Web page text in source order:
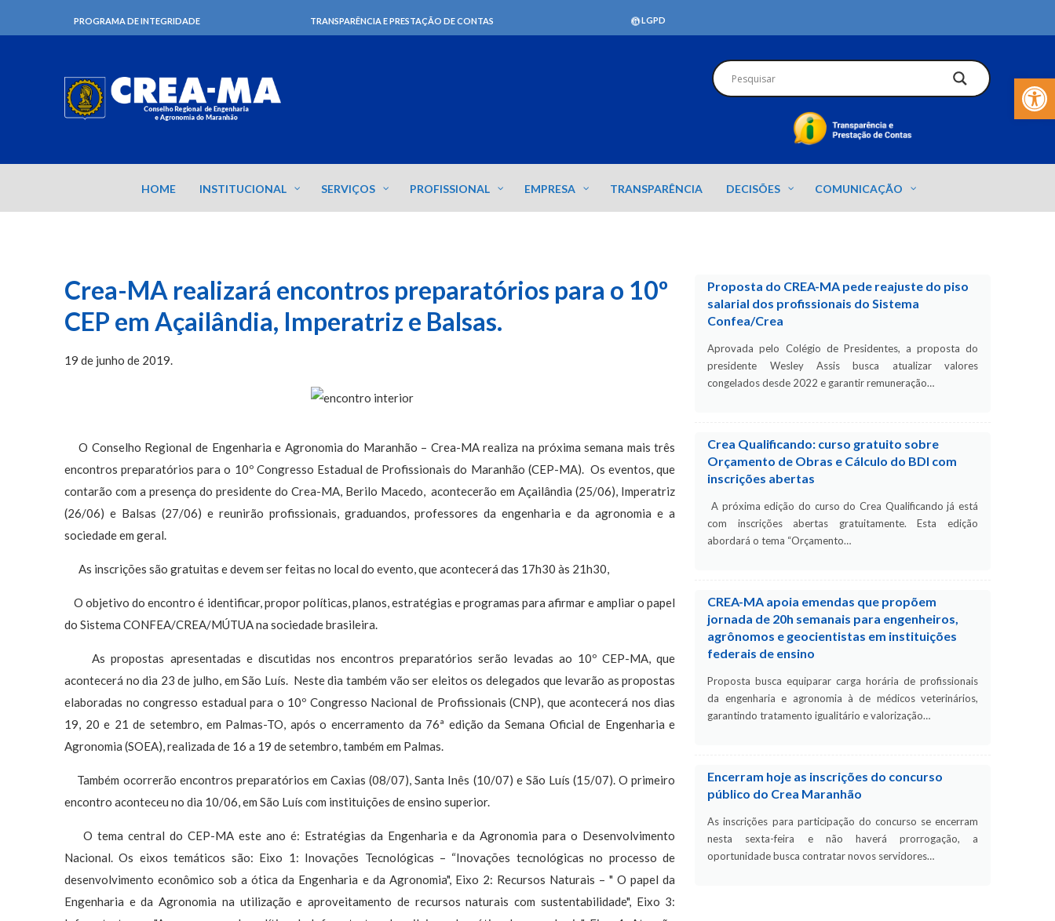
Barra de
PROGRAMA DE INTEGRIDADE TRANSPARÊNCIA E PRESTAÇÃO DE CONTAS LGPD
HOME INSTITUCIONAL SERVIÇOS PROFISSIONAL EMPRESA TRANSPARÊNCIA DECISÕES COMUNICAÇÃO
Crea-MA realizará encontros preparatórios para o 10º
CEP em Açailândia, Imperatriz e Balsas.
19 de junho de 2019.
O Conselho Regional de Engenharia e Agronomia do Maranhão – Crea-MA realiza na próxima semana mais três
encontros preparatórios para o 10º Congresso Estadual de Profissionais do Maranhão (CEP-MA). Os eventos, que
contarão com a presença do presidente do Crea-MA, Berilo Macedo, acontecerão em Açailândia (25/06), Imperatriz
(26/06) e Balsas (27/06) e reunirão profissionais, graduandos, professores da engenharia e da agronomia e a
sociedade em geral.
As inscrições são gratuitas e devem ser feitas no local do evento, que acontecerá das 17h30 às 21h30,
O objetivo do encontro é identificar, propor políticas, planos, estratégias e programas para afirmar e ampliar o papel
do Sistema CONFEA/CREA/MÚTUA na sociedade brasileira.
As propostas apresentadas e discutidas nos encontros preparatórios serão levadas ao 10º CEP-MA, que
acontecerá no dia 23 de julho, em São Luís. Neste dia também vão ser eleitos os delegados que levarão as propostas
elaboradas no congresso estadual para o 10º Congresso Nacional de Profissionais (CNP), que acontecerá nos dias
19, 20 e 21 de setembro, em Palmas-TO, após o encerramento da 76ª edição da Semana Oficial de Engenharia e
Agronomia (SOEA), realizada de 16 a 19 de setembro, também em Palmas.
Também ocorrerão encontros preparatórios em Caxias (08/07), Santa Inês (10/07) e São Luís (15/07). O primeiro
encontro aconteceu no dia 10/06, em São Luís com instituições de ensino superior.
O tema central do CEP-MA este ano é: Estratégias da Engenharia e da Agronomia para o Desenvolvimento
Nacional. Os eixos temáticos são: Eixo 1: Inovações Tecnológicas – “Inovações tecnológicas no processo de
desenvolvimento econômico sob a ótica da Engenharia e da Agronomia", Eixo 2: Recursos Naturais – " O papel da
Engenharia e da Agronomia na utilização e aproveitamento de recursos naturais com sustentabilidade", Eixo 3:
Proposta do CREA-MA pede reajuste do piso
salarial dos profissionais do Sistema
Confea/Crea
Aprovada pelo Colégio de Presidentes, a proposta do
presidente Wesley Assis busca atualizar valores
congelados desde 2022 e garantir remuneração…
Crea Qualificando: curso gratuito sobre
Orçamento de Obras e Cálculo do BDI com
inscrições abertas
A próxima edição do curso do Crea Qualificando já está
com inscrições abertas gratuitamente. Esta edição
abordará o tema “Orçamento…
CREA-MA apoia emendas que propõem
jornada de 20h semanais para engenheiros,
agrônomos e geocientistas em instituições
federais de ensino
Proposta busca equiparar carga horária de profissionais
da engenharia e agronomia à de médicos veterinários,
garantindo tratamento igualitário e valorização…
Encerram hoje as inscrições do concurso
público do Crea Maranhão
As inscrições para participação do concurso se encerram
nesta sexta-feira e não haverá prorrogação, a
oportunidade busca contratar novos servidores…